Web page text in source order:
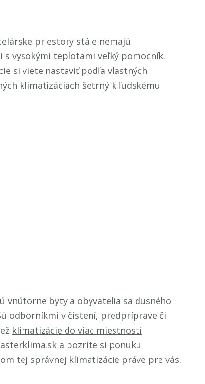
priestory stále nemajú
s vysokými teplotami veľký pomocník.
si viete nastaviť podľa vlastných
klimatizáciách šetrný k ľudskému
vnútorne byty a obyvatelia sa dusného
odborníkmi v čistení, predpríprave či
klimatizácie do viac miestností
a pozrite si ponuku
tej správnej klimatizácie práve pre vás.